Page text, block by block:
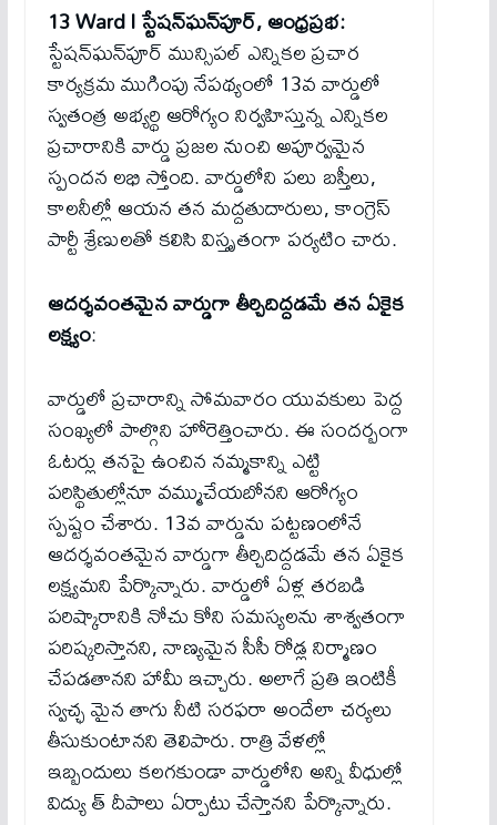
13 Ward l స్టేషన్‌ఘన్‌పూర్, ఆంధ్రప్రభ:
స్టేషన్‌ఘన్‌పూర్ మున్సిపల్ ఎన్నికల ప్రచార
కార్యక్రమ ముగింపు నేపథ్యంలో 13వ వార్డులో
స్వతంత్ర అభ్యర్థి ఆరోగ్యం నిర్వహిస్తున్న ఎన్నికల
ప్రచారానికి వార్డు ప్రజల నుంచి అపూర్వమైన
స్పందన లభి స్తోంది. వార్డులోని పలు బస్తీలు,
కాలనీల్లో ఆయన తన మద్దతుదారులు, కాంగ్రెస్
పార్టీ శ్రేణులతో కలిసి విస్తృతంగా పర్యటిం చారు.
ఆదర్శవంతమైన వార్డుగా తీర్చిదిద్దడమే తన ఏకైక
లక్ష్యం:
వార్డులో ప్రచారాన్ని సోమవారం యువకులు పెద్ద
సంఖ్యలో పాల్గొని హోరెత్తించారు. ఈ సందర్బంగా
ఓటర్లు తనపై ఉంచిన నమ్మకాన్ని ఎట్టి
పరిస్థితుల్లోనూ వమ్ముచేయబోనని ఆరోగ్యం
స్పష్టం చేశారు. 13వ వార్డును పట్టణంలోనే
ఆదర్శవంతమైన వార్డుగా తీర్చిదిద్దడమే తన ఏకైక
లక్ష్యమని పేర్కొన్నారు. వార్డులో ఏళ్ల తరబడి
పరిష్కారానికి నోచు కోని సమస్యలను శాశ్వతంగా
పరిష్కరిస్తానని, నాణ్యమైన సీసీ రోడ్ల నిర్మాణం
చేపడతానని హామీ ఇచ్చారు. అలాగే ప్రతి ఇంటికీ
స్వచ్ఛ మైన తాగు నీటి సరఫరా అందేలా చర్యలు
తీసుకుంటానని తెలిపారు. రాత్రి వేళల్లో
ఇబ్బందులు కలగకుండా వార్డులోని అన్ని వీధుల్లో
విద్యు త్ దీపాలు ఏర్పాటు చేస్తానని పేర్కొన్నారు.